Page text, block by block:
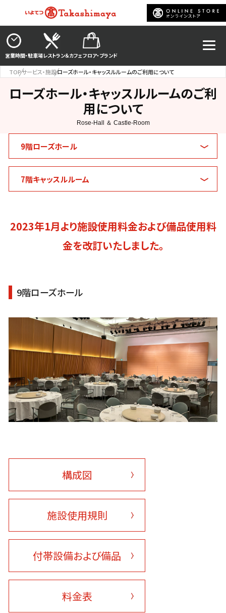
営業時間・駐車場レストラン＆カフェフロア・ブランド
TOPサービス・施設ローズホール・キャッスルルームのご利用について
ローズホール・キャッスルルームのご利
用について
9階ローズホール
7階キャッスルルーム
2023年1月より施設使用料金および備品使用料
金を改訂いたしました。
9階ローズホール
構成図
施設使用規則
付帯設備および備品
料金表